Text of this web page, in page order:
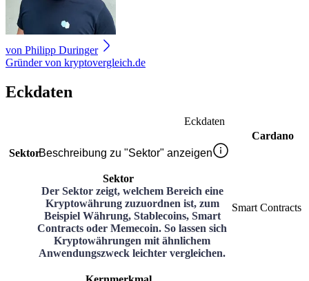
von Philipp Duringer
Gründer von kryptovergleich.de
Eckdaten
Eckdaten
Cardano
SektorBeschreibung zu "Sektor" anzeigen
Sektor
Der Sektor zeigt, welchem Bereich eine
Kryptowährung zuzuordnen ist, zum
Beispiel Währung, Stablecoins, Smart
Contracts oder Memecoin. So lassen sich
Kryptowährungen mit ähnlichem
Anwendungszweck leichter vergleichen.
Smart Contracts